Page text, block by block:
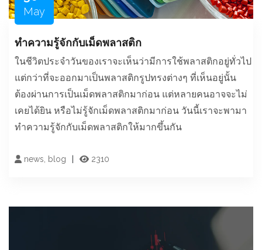
May
ทำความรู้จักกับเม็ดพลาสติก
ในชีวิตประจำวันของเราจะเห็นว่ามีการใช้พลาสติกอยู่ทั่วไป
แต่กว่าที่จะออกมาเป็นพลาสติกรูปทรงต่างๆ ที่เห็นอยู่นั้น
ต้องผ่านการเป็นเม็ดพลาสติกมาก่อน แต่หลายคนอาจจะไม่
เคยได้ยิน หรือไม่รู้จักเม็ดพลาสติกมาก่อน วันนี้เราจะพามา
ทำความรู้จักกับเม็ดพลาสติกให้มากขึ้นกัน
news, blog 2310